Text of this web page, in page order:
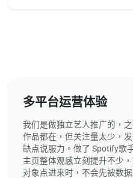
多平台运营体验
我们是做独立艺人推广的，
作品都在，但关注量太少，
缺点说服力。做了 Spotify歌
主页整体观感立刻提升不少
对象点进来时，不会先被数